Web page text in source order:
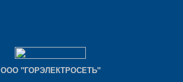
ООО "ГОРЭЛЕКТРОСЕТЬ"